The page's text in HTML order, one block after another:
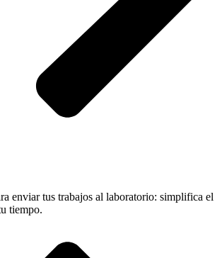
enviar tus trabajos al laboratorio: simplifica el
tiempo.